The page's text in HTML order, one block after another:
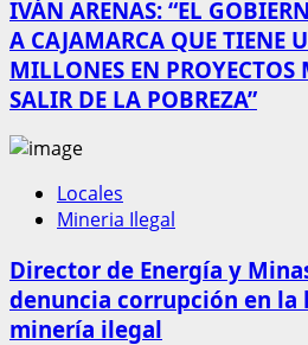
IVÁN ARENAS: “EL
A CAJAMARCA QUE TIENE
MILLONES EN PROYECTOS
SALIR DE LA POBREZA”
Locales
Mineria Ilegal
Director de Energía y
denuncia corrupción en la
minería ilegal